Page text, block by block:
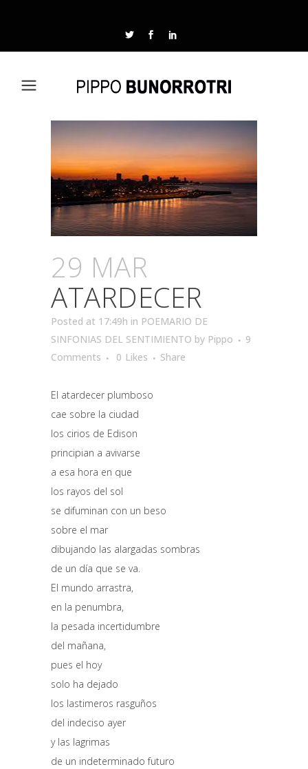
29 MAR
ATARDECER
Posted at 17:49h in POEMARIO DE
SINFONIAS DEL SENTIMIENTO by Pippo
9
Comments
0 Likes Share
El atardecer plumboso
cae sobre la ciudad
los cirios de Edison
principian a avivarse
a esa hora en que
los rayos del sol
se difuminan con un beso
sobre el mar
dibujando las alargadas sombras
de un día que se va.
El mundo arrastra,
en la penumbra,
la pesada incertidumbre
del mañana,
pues el hoy
solo ha dejado
los lastimeros rasguños
del indeciso ayer
y las lagrimas
de un indeterminado futuro